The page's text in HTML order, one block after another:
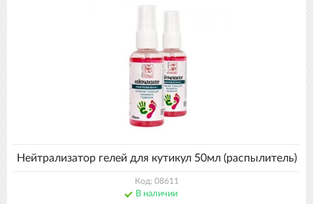
Нейтрализатор гелей для кутикул 50мл (распылитель)
Код: 08611
В наличии